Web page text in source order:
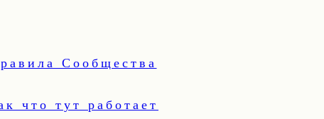
Сообщества
что тут работает